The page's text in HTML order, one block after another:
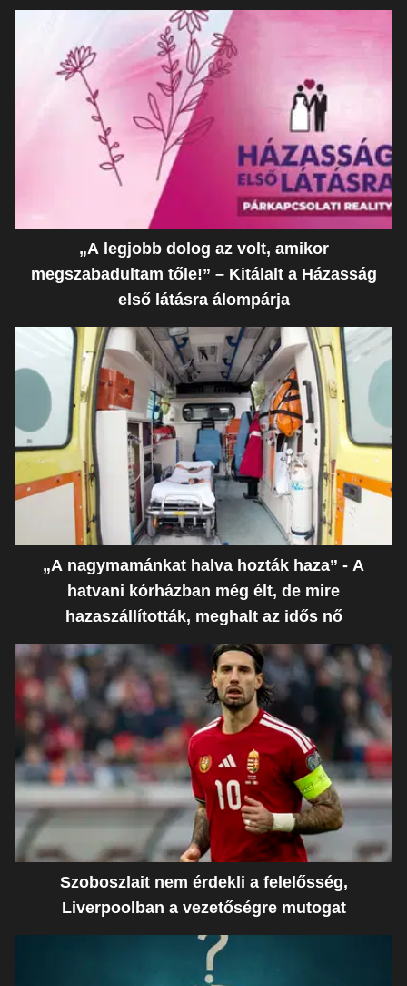
„A legjobb dolog az volt, amikor
megszabadultam tőle!” – Kitálalt a Házasság
első látásra álompárja
„A nagymamánkat halva hozták haza” - A
hatvani kórházban még élt, de mire
hazaszállították, meghalt az idős nő
Szoboszlait nem érdekli a felelősség,
Liverpoolban a vezetőségre mutogat